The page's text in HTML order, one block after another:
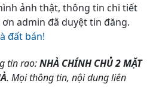
ảnh thật, thông tin chi tiết
ơn admin đã duyệt tin đăng.
đất bán!
tin rao:NHÀ CHÍNH CHỦ 2 MẶT
. Mọi thông tin, nội dung liên